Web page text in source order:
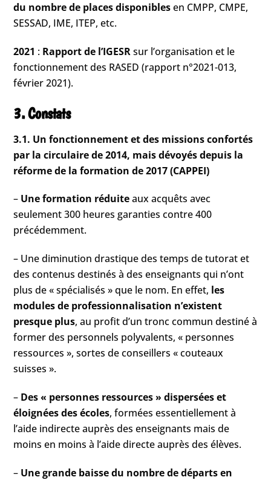
du nombre de places disponiblesen CMPP, CMPE,
SESSAD, IME, ITEP, etc.
2021 : Rapport de l’IGESRsur l’organisation et le
fonctionnement des RASED (rapport n°2021-013,
février 2021).
3. Constats
3.1. Un fonctionnement et des missions confortés
par la circulaire de 2014, mais dévoyés depuis la
réforme de la formation de 2017 (CAPPEI)
– Une formation réduiteaux acquêts avec
seulement 300 heures garanties contre 400
précédemment.
– Une diminution drastique des temps de tutorat et
des contenus destinés à des enseignants qui n’ont
plus de « spécialisés » que le nom. En effet, les
modules de professionnalisation n’existent
presque plus, au profit d’un tronc commun destiné à
former des personnels polyvalents, « personnes
ressources », sortes de conseillers « couteaux
suisses ».
– Des « personnes ressources » dispersées et
éloignées des écoles, formées essentiellement à
l’aide indirecte auprès des enseignants mais de
moins en moins à l’aide directe auprès des élèves.
– Une grande baisse du nombre de départs en